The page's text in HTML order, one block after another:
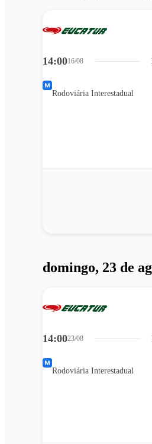
14:0016/08
Rodoviária Interestadual
domingo, 23 de
14:0023/08
Rodoviária Interestadual